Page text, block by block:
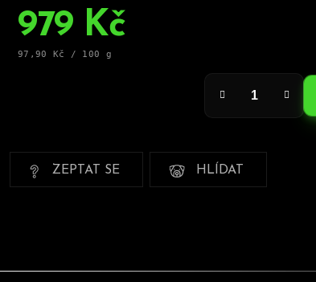
979 Kč
Měrná
97,90 Kč / 100 g
ZEPTAT SE HLÍDAT